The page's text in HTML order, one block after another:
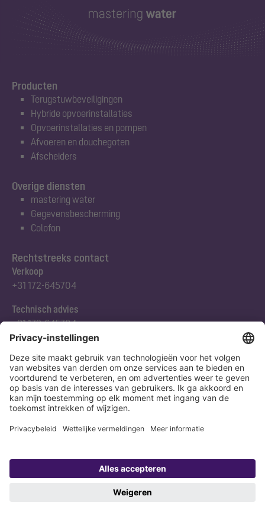
Producten
Terugstuwbeveiligingen
Hybride opvoerinstallaties
Opvoerinstallaties en pompen
Afvoeren en douchegoten
Afscheiders
Rechtstreeks contact
Verkoop
+31 172-645704
Technisch advies
+31 172-645704
Abonneert u zich op onze nieuwsbrief
Nu aanmelden
Overige diensten
mastering water
Gegevensbescherming
Colofon
Copyright 1998-2026 KESSEL SE + Co. KG, Bahnhofstraße 31, 85101 Lenting,
Verklaring Colofon